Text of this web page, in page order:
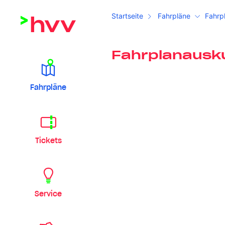
Startseite Fahrpläne
Fahrpläne
Tickets
Service